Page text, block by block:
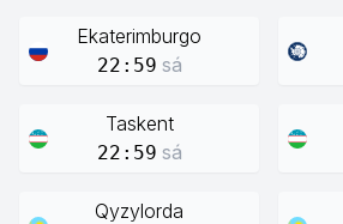
Ekaterimburgo
22:59 sá
Taskent
22:59 sá
Qyzylorda